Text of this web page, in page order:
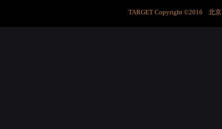
TARGET Copyright ©2016 北